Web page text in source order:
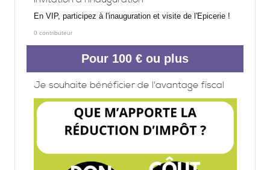
En VIP, participez à l'inauguration et visite de l'Epicerie !
0 contributeur
Pour 100 € ou plus
Je souhaite bénéficier de l'avantage fiscal